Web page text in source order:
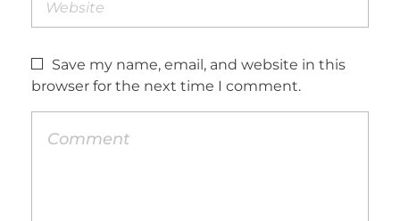
Save my name, email, and website in this
browser for the next time I comment.